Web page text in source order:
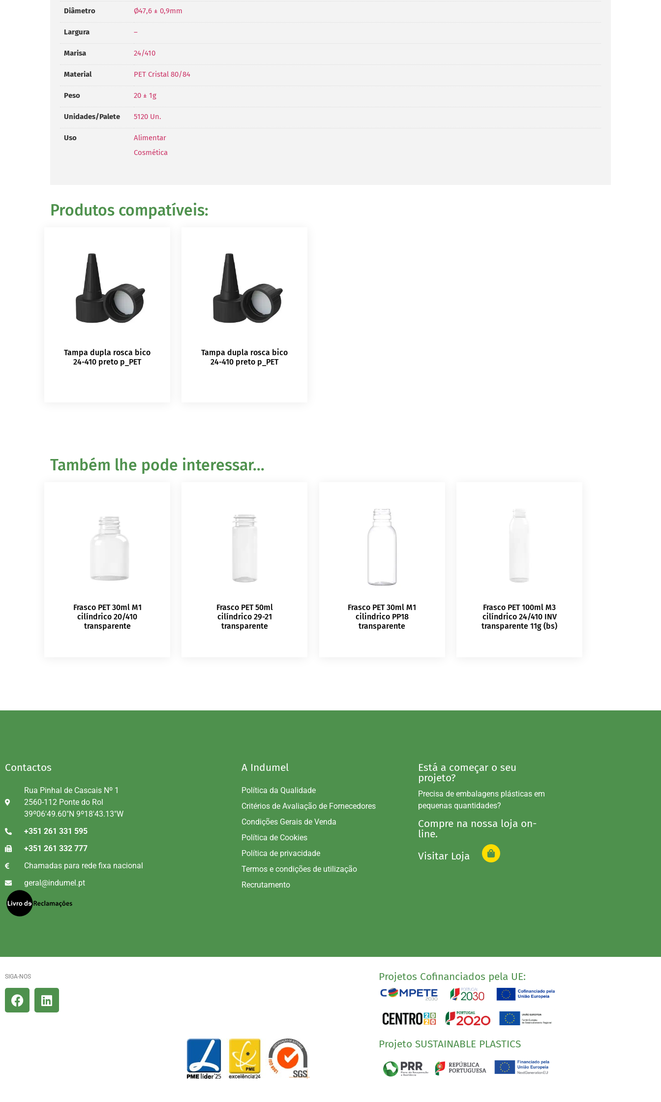
Diâmetro Ø47,6 ± 0,9mm
Largura –
Marisa 24/410
Material PET Cristal 80/84
Peso 20 ± 1g
Unidades/Palete 5120 Un.
Uso
Alimentar
Cosmética
Produtos compatíveis:
Tampa dupla rosca bico
24-410 preto p_PET
Tampa dupla rosca bico
24-410 preto p_PET
Também lhe pode interessar...
Frasco PET 30ml M1
cilíndrico 20/410
transparente
Frasco PET 50ml
cilíndrico 29-21
transparente
Frasco PET 30ml M1
cilindrico PP18
transparente
Frasco PET 100ml M3
cilíndrico 24/410 INV
transparente 11g (bs)
Contactos
Rua Pinhal de Cascais Nº 1
2560-112 Ponte do Rol
39º06'49.60"N 9º18'43.13"W
+351 261 331 595
+351 261 332 777
Chamadas para rede fixa nacional
geral@indumel.pt
A Indumel
Política da Qualidade
Critérios de Avaliação de Fornecedores
Condições Gerais de Venda
Política de Cookies
Política de privacidade
Termos e condições de utilização
Recrutamento
Está a começar o seu
projeto?
Precisa de embalagens plásticas em
pequenas quantidades?
Compre na nossa loja on-
line.
Visitar Loja
SIGA-NOS Projetos Cofinanciados pela UE:
Projeto SUSTAINABLE PLASTICS